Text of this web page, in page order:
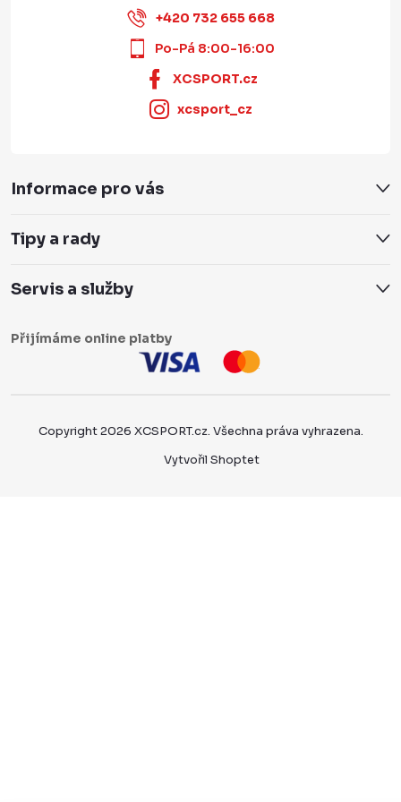
+420 732 655 668
Po-Pá 8:00-16:00
XCSPORT.cz
xcsport_cz
Informace pro vás
Tipy a rady
Servis a služby
Přijímáme online platby
Vytvořil Shoptet
Copyright 2026 XCSPORT.cz. Všechna práva vyhrazena.